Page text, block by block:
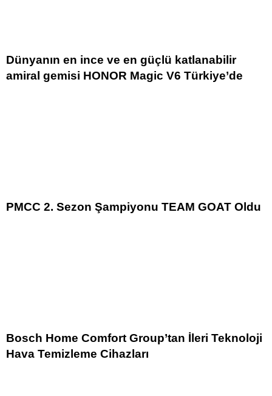
Dünyanın en ince ve en güçlü katlanabilir
amiral gemisi HONOR Magic V6 Türkiye’de
PMCC 2. Sezon Şampiyonu TEAM GOAT Oldu
Bosch Home Comfort Group’tan İleri Teknoloji
Hava Temizleme Cihazları